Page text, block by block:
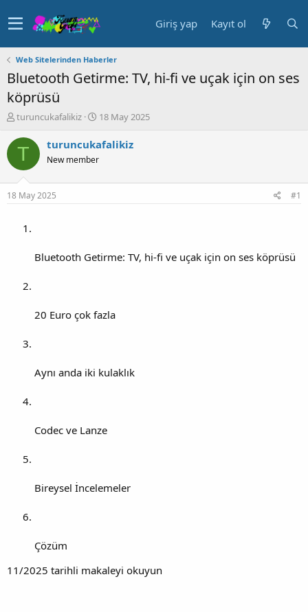
Giriş yap Kayıt ol
Web Sitelerinden Haberler
Bluetooth Getirme: TV, hi-fi ve uçak için on ses
köprüsü
K
n
y
b
a
turuncukafalikiz
B
ş
r
i
18 May 2025
T turuncukafalikiz
New member
18 May 2025 #1
Bluetooth Getirme: TV, hi-fi ve uçak için on ses köprüsü
20 Euro çok fazla
Aynı anda iki kulaklık
Codec ve Lanze
Bireysel İncelemeler
Çözüm
11/2025 tarihli makaleyi okuyun